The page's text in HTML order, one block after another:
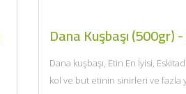
Dana Kuşbaşı (500gr)
Dana kuşbaşı, Etin En İyisi,
kol ve but etinin sinirleri ve fazla